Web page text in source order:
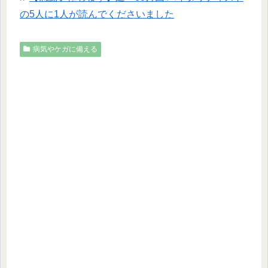
の5人に1人が読んでくださいました
病気やケガに備える